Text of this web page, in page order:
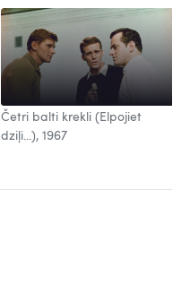
Četri balti krekli (Elpojiet
dziļi...), 1967